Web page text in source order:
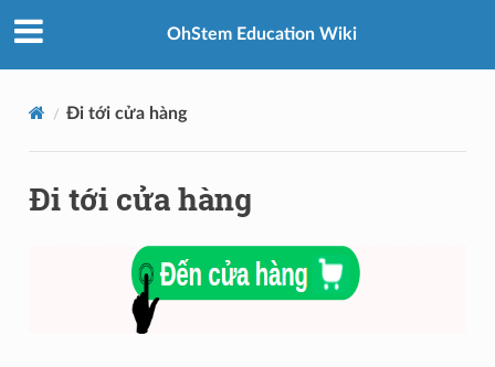
OhStem Education Wiki
Đi tới cửa hàng
Đi tới cửa hàng